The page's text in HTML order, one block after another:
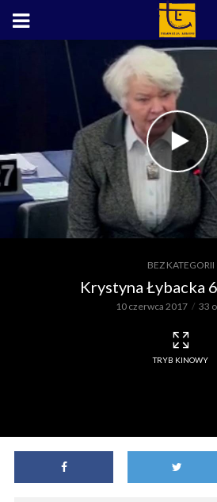
BEZ KATEGORII
Krystyna Łybacka
10 czerwca 2017 33
TRYB KINOWY